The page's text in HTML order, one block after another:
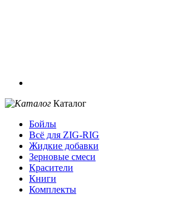
Каталог
Бойлы
Всё для ZIG-RIG
Жидкие добавки
Зерновые смеси
Красители
Книги
Комплекты